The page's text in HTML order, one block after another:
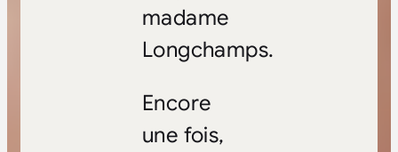
madame
Longchamps.
Encore
une fois,